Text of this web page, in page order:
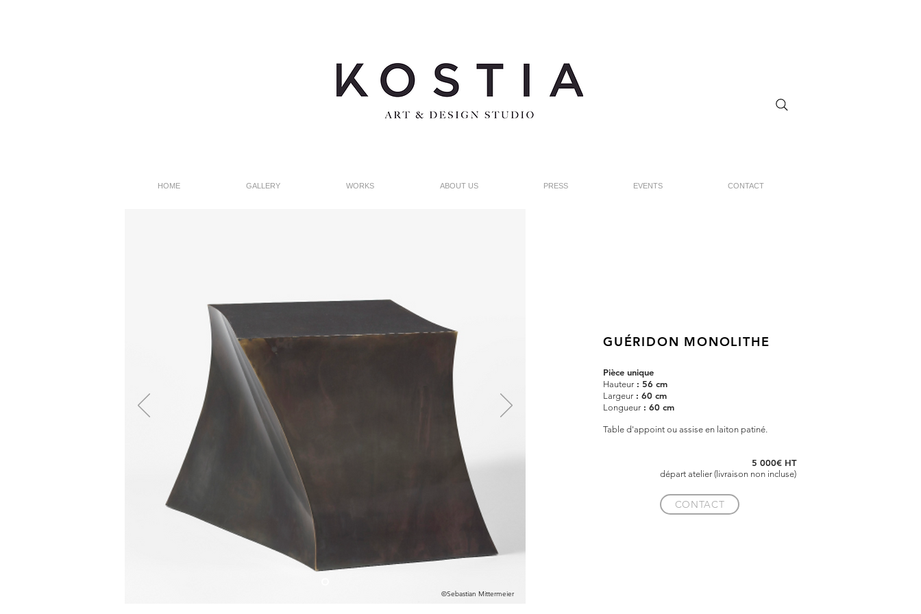
HOME GALLERY WORKS ABOUT US PRESS EVENTS CONTACT
©Sebastian Mittermeier
GUÉRIDON MONOLITHE
Pièce unique
Hauteur : 56 cm
Largeur : 60 cm
Longueur : 60 cm
Table d'appoint ou assise en laiton patiné.
5 000€ HT
départ atelier (livraison non incluse)
CONTACT